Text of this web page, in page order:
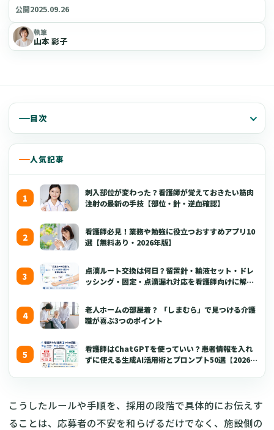
公開2025.09.26
執筆
山本 彩子
目次
人気記事
刺入部位が変わった？看護師が覚えておきたい筋肉
注射の最新の手技【部位・針・逆血確認】
看護師必見！業務や勉強に役立つおすすめアプリ10
選【無料あり・2026年版】
点滴ルート交換は何日？留置針・輸液セット・ドレ
ッシング・固定・点滴漏れ対応を看護師向けに解説
老人ホームの部屋着？ 「しまむら」で見つける介護
職が喜ぶ3つのポイント
看護師はChatGPTを使っていい？患者情報を入れ
ずに使える生成AI活用術とプロンプト50選【2026年
こうしたルールや手順を、採用の段階で具体的にお伝えす
ることは、応募者の不安を和らげるだけでなく、施設側の